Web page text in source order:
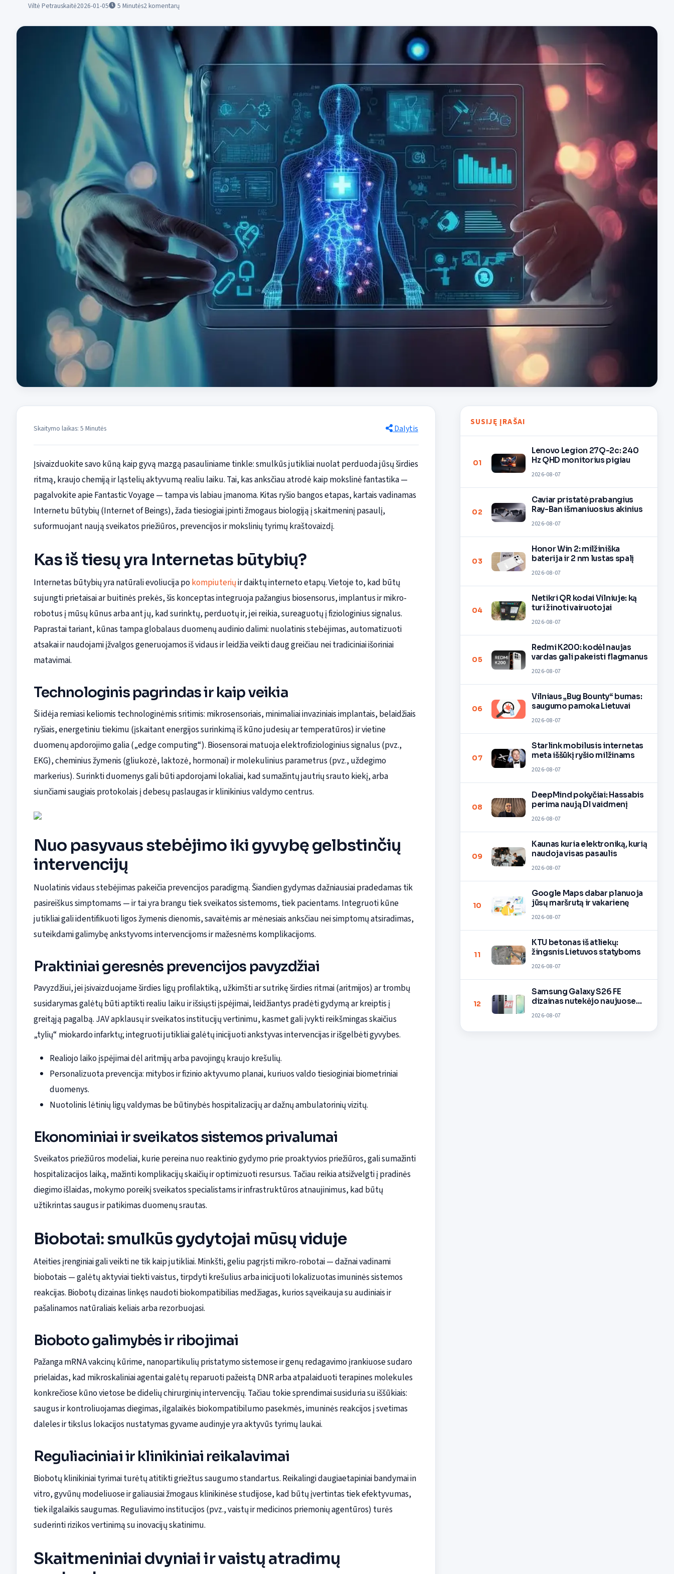
Viltė Petrauskaitė2026-01-05 5 Minutės2 komentarų
Skaitymo laikas: 5 Minutės Dalytis
Įsivaizduokite savo kūną kaip gyvą mazgą pasauliniame tinkle: smulkūs jutikliai nuolat perduoda jūsų širdies
ritmą, kraujo chemiją ir ląstelių aktyvumą realiu laiku. Tai, kas anksčiau atrodė kaip mokslinė fantastika —
pagalvokite apie Fantastic Voyage — tampa vis labiau įmanoma. Kitas ryšio bangos etapas, kartais vadinamas
Internetu būtybių (Internet of Beings), žada tiesiogiai įpinti žmogaus biologiją į skaitmeninį pasaulį,
suformuojant naują sveikatos priežiūros, prevencijos ir mokslinių tyrimų kraštovaizdį.
Kas iš tiesų yra Internetas būtybių?
Internetas būtybių yra natūrali evoliucija pokompiuteriųir daiktų interneto etapų. Vietoje to, kad būtų
sujungti prietaisai ar buitinės prekės, šis konceptas integruoja pažangius biosensorus, implantus ir mikro-
robotus į mūsų kūnus arba ant jų, kad surinktų, perduotų ir, jei reikia, sureaguotų į fiziologinius signalus.
Paprastai tariant, kūnas tampa globalaus duomenų audinio dalimi: nuolatinis stebėjimas, automatizuoti
atsakai ir naudojami įžvalgos generuojamos iš vidaus ir leidžia veikti daug greičiau nei tradiciniai išoriniai
matavimai.
Technologinis pagrindas ir kaip veikia
Ši idėja remiasi keliomis technologinėmis sritimis: mikrosensoriais, minimaliai invaziniais implantais, belaidžiais
ryšiais, energetiniu tiekimu (įskaitant energijos surinkimą iš kūno judesių ar temperatūros) ir vietine
duomenų apdorojimo galia („edge computing“). Biosensorai matuoja elektrofiziologinius signalus (pvz.,
EKG), cheminius žymenis (gliukozė, laktozė, hormonai) ir molekulinius parametrus (pvz., uždegimo
markerius). Surinkti duomenys gali būti apdorojami lokaliai, kad sumažintų jautrių srauto kiekį, arba
siunčiami saugiais protokolais į debesų paslaugas ir klinikinius valdymo centrus.
Nuo pasyvaus stebėjimo iki gyvybę gelbstinčių
intervencijų
Nuolatinis vidaus stebėjimas pakeičia prevencijos paradigmą. Šiandien gydymas dažniausiai pradedamas tik
pasireiškus simptomams — ir tai yra brangu tiek sveikatos sistemoms, tiek pacientams. Integruoti kūne
jutikliai gali identifikuoti ligos žymenis dienomis, savaitėmis ar mėnesiais anksčiau nei simptomų atsiradimas,
suteikdami galimybę ankstyvoms intervencijoms ir mažesnėms komplikacijoms.
Praktiniai geresnės prevencijos pavyzdžiai
Pavyzdžiui, jei įsivaizduojame širdies ligų profilaktiką, užkimšti ar sutrikę širdies ritmai (aritmijos) ar trombų
susidarymas galėtų būti aptikti realiu laiku ir išsiųsti įspėjimai, leidžiantys pradėti gydymą ar kreiptis į
greitąją pagalbą. JAV apklausų ir sveikatos institucijų vertinimu, kasmet gali įvykti reikšmingas skaičius
„tylių“ miokardo infarktų; integruoti jutikliai galėtų inicijuoti ankstyvas intervencijas ir išgelbėti gyvybes.
Realiojo laiko įspėjimai dėl aritmijų arba pavojingų kraujo krešulių.
Personalizuota prevencija: mitybos ir fizinio aktyvumo planai, kuriuos valdo tiesioginiai biometriniai
duomenys.
Nuotolinis lėtinių ligų valdymas be būtinybės hospitalizacijų ar dažnų ambulatorinių vizitų.
Ekonominiai ir sveikatos sistemos privalumai
Sveikatos priežiūros modeliai, kurie pereina nuo reaktinio gydymo prie proaktyvios priežiūros, gali sumažinti
hospitalizacijos laiką, mažinti komplikacijų skaičių ir optimizuoti resursus. Tačiau reikia atsižvelgti į pradinės
diegimo išlaidas, mokymo poreikį sveikatos specialistams ir infrastruktūros atnaujinimus, kad būtų
užtikrintas saugus ir patikimas duomenų srautas.
Biobotai: smulkūs gydytojai mūsų viduje
Ateities įrenginiai gali veikti ne tik kaip jutikliai. Minkšti, geliu pagrįsti mikro-robotai — dažnai vadinami
biobotais — galėtų aktyviai tiekti vaistus, tirpdyti krešulius arba inicijuoti lokalizuotas imuninės sistemos
reakcijas. Biobotų dizainas linkęs naudoti biokompatibilias medžiagas, kurios sąveikauja su audiniais ir
pašalinamos natūraliais keliais arba rezorbuojasi.
Bioboto galimybės ir ribojimai
Pažanga mRNA vakcinų kūrime, nanopartikulių pristatymo sistemose ir genų redagavimo įrankiuose sudaro
prielaidas, kad mikroskaliniai agentai galėtų reparuoti pažeistą DNR arba atpalaiduoti terapines molekules
konkrečiose kūno vietose be didelių chirurginių intervencijų. Tačiau tokie sprendimai susiduria su iššūkiais:
saugus ir kontroliuojamas diegimas, ilgalaikės biokompatibilumo pasekmės, imuninės reakcijos į svetimas
daleles ir tikslus lokacijos nustatymas gyvame audinyje yra aktyvūs tyrimų laukai.
Reguliaciniai ir klinikiniai reikalavimai
Biobotų klinikiniai tyrimai turėtų atitikti griežtus saugumo standartus. Reikalingi daugiaetapiniai bandymai in
vitro, gyvūnų modeliuose ir galiausiai žmogaus klinikinėse studijose, kad būtų įvertintas tiek efektyvumas,
tiek ilgalaikis saugumas. Reguliavimo institucijos (pvz., vaistų ir medicinos priemonių agentūros) turės
suderinti rizikos vertinimą su inovacijų skatinimu.
Skaitmeniniai dvyniai ir vaistų atradimų
SUSIJĘ ĮRAŠAI
01
Lenovo Legion 27Q-2c: 240
Hz QHD monitorius pigiau
2026-08-07
02
Caviar pristatė prabangius
Ray-Ban išmaniuosius akinius
2026-08-07
03
Honor Win 2: milžiniška
baterija ir 2 nm lustas spalį
2026-08-07
04
Netikri QR kodai Vilniuje: ką
turi žinoti vairuotojai
2026-08-07
05
Redmi K200: kodėl naujas
vardas gali pakeisti flagmanus
2026-08-07
06
Vilniaus „Bug Bounty“ bumas:
saugumo pamoka Lietuvai
2026-08-07
07
Starlink mobilusis internetas
meta iššūkį ryšio milžinams
2026-08-07
08
DeepMind pokyčiai: Hassabis
perima naują DI vaidmenį
2026-08-07
09
Kaunas kuria elektroniką, kurią
naudoja visas pasaulis
2026-08-07
10
Google Maps dabar planuoja
jūsų maršrutą ir vakarienę
2026-08-07
11
KTU betonas iš atliekų:
žingsnis Lietuvos statyboms
2026-08-07
12
Samsung Galaxy S26 FE
dizainas nutekėjo naujuose
2026-08-07